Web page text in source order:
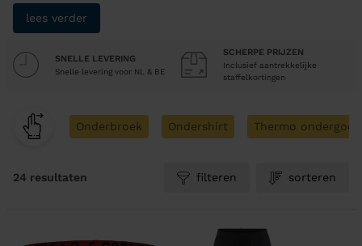
lees verder
SNELLE LEVERING
Snelle levering voor NL & BE
SCHERPE PRIJZEN
Inclusief aantrekkelijke
staffelkortingen
Onderbroek Ondershirt Thermo ondergoed
24 resultaten filteren sorteren